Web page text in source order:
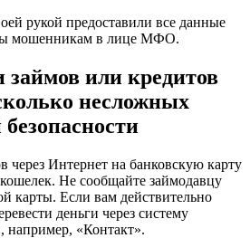
рукой предоставили все данные
мошенникам в лице МФО.
или кредитов
несложных
через Интернет на банковскую карту
Не сообщайте займодавцу
карты. Если вам действительно
деньги через систему
например, «Контакт».